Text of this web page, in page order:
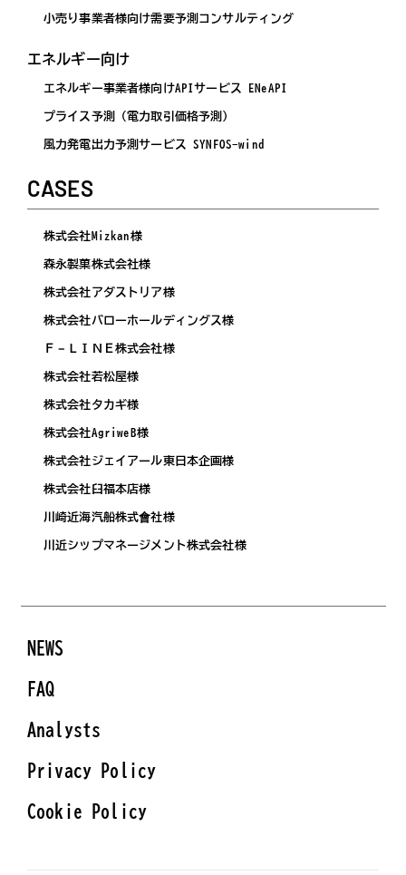
小売り事業者様向け需要予測コンサルティング
エネルギー向け
エネルギー事業者様向けAPIサービス ENeAPI
プライス予測（電力取引価格予測）
風力発電出力予測サービス SYNFOS-wind
CASES
株式会社Mizkan様
森永製菓株式会社様
株式会社アダストリア様
株式会社バローホールディングス様
Ｆ－ＬＩＮＥ株式会社様
株式会社若松屋様
株式会社タカギ様
株式会社AgriweB様
株式会社ジェイアール東日本企画様
株式会社臼福本店様
川崎近海汽船株式會社様
川近シップマネージメント株式会社様
NEWS
FAQ
Analysts
Privacy Policy
Cookie Policy